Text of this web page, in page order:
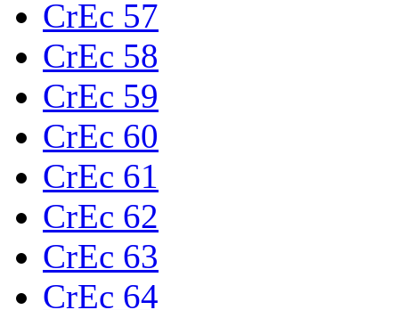
CrEc 57
CrEc 58
CrEc 59
CrEc 60
CrEc 61
CrEc 62
CrEc 63
CrEc 64